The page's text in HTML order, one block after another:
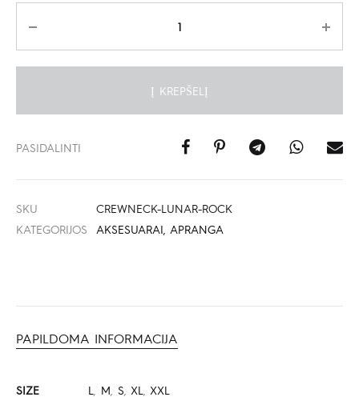
Į KREPŠELĮ
PASIDALINTI
SKU
CREWNECK-LUNAR-ROCK
KATEGORIJOS
AKSESUARAI APRANGA
PAPILDOMA INFORMACIJA
SIZE L M S XL XXL